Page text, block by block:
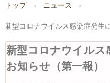
トップ › ニュース ›
新型コロナウイルス感染症発生
新型コロナウイルス
お知らせ（第一報）